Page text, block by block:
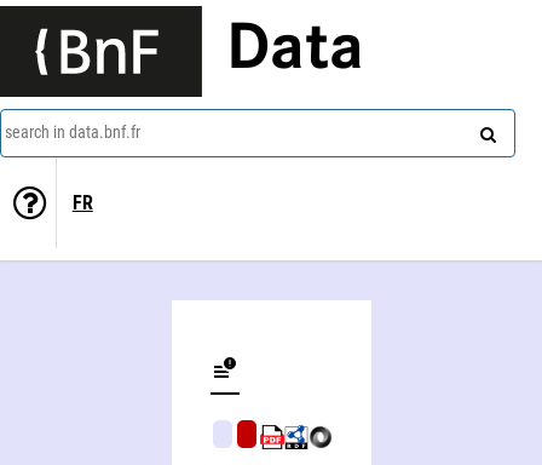
Data
search in data.bnf.fr
FR